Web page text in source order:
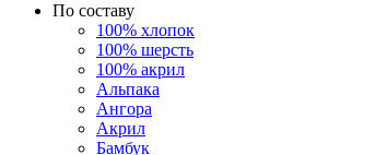
По составу
100% хлопок
100% шерсть
100% акрил
Альпака
Ангора
Акрил
Бамбук